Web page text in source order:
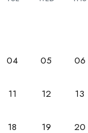
04 05 06
11 12 13
18 19 20